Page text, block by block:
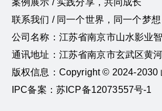
案例展示 / 实践分享，共同成长
联系我们 / 同一个世界，同一个梦想
公司名称：江苏省南京市山水影业
通讯地址：江苏省南京市玄武区黄
版权信息：Copyright © 2024-2030
IPC备案：苏ICP备12073557号-1